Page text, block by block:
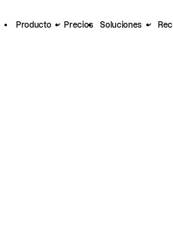
Producto Precios Soluciones